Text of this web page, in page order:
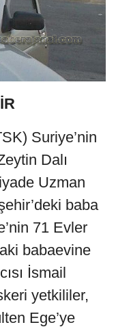
Suriye’nin
Dalı
Uzman
baba
71 Evler
babaevine
İsmail
yetkililer,
Ege’ye